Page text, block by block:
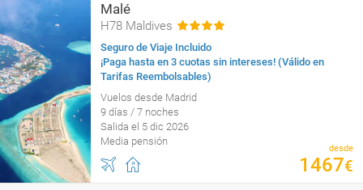
Malé
H78 Maldives
Seguro de Viaje Incluido
¡Paga hasta en 3 cuotas sin intereses! (Válido en
Tarifas Reembolsables)
Vuelos desde Madrid
9 días / 7 noches
Salida el 5 dic 2026
Media pensión
desde
1467€